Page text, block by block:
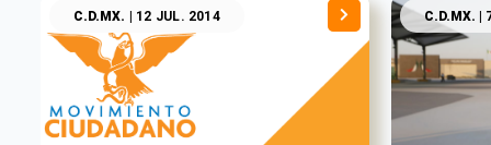
C.D.MX. | 12 JUL. 2014 C.D.MX. |